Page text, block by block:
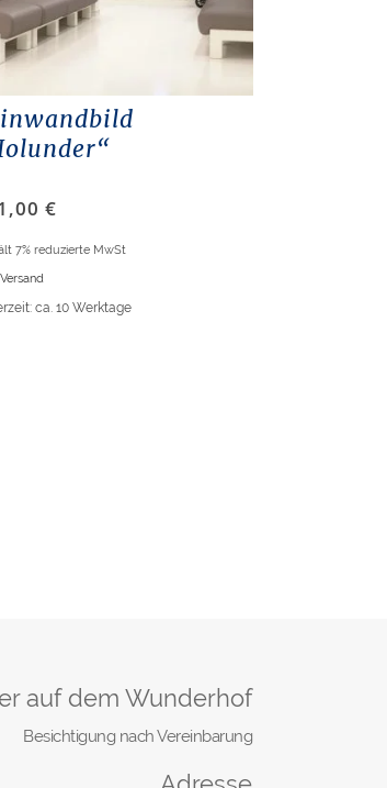
€
7% reduzierte MwSt
Versand
ca. 10 Werktage
auf dem Wunderhof
Besichtigung nach Vereinbarung